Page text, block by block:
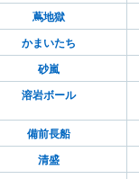
蔦地獄
かまいたち
砂嵐
溶岩ボール
備前長船
清盛